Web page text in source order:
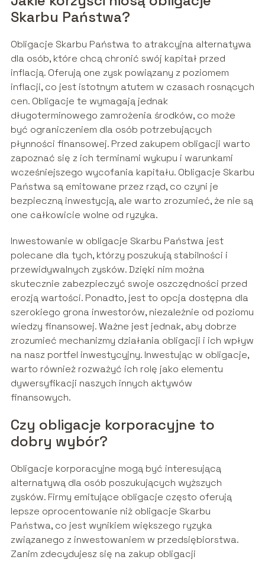
Skarbu Państwa?
Obligacje Skarbu Państwa to atrakcyjna alternatywa
dla osób, które chcą chronić swój kapitał przed
inflacją. Oferują one zysk powiązany z poziomem
inflacji, co jest istotnym atutem w czasach rosnących
cen. Obligacje te wymagają jednak
długoterminowego zamrożenia środków, co może
być ograniczeniem dla osób potrzebujących
płynności finansowej. Przed zakupem obligacji warto
zapoznać się z ich terminami wykupu i warunkami
wcześniejszego wycofania kapitału. Obligacje Skarbu
Państwa są emitowane przez rząd, co czyni je
bezpieczną inwestycją, ale warto zrozumieć, że nie są
one całkowicie wolne od ryzyka.
Inwestowanie w obligacje Skarbu Państwa jest
polecane dla tych, którzy poszukują stabilności i
przewidywalnych zysków. Dzięki nim można
skutecznie zabezpieczyć swoje oszczędności przed
erozją wartości. Ponadto, jest to opcja dostępna dla
szerokiego grona inwestorów, niezależnie od poziomu
wiedzy finansowej. Ważne jest jednak, aby dobrze
zrozumieć mechanizmy działania obligacji i ich wpływ
na nasz portfel inwestycyjny. Inwestując w obligacje,
warto również rozważyć ich rolę jako elementu
dywersyfikacji naszych innych aktywów
finansowych.
Czy obligacje korporacyjne to
dobry wybór?
Obligacje korporacyjne mogą być interesującą
alternatywą dla osób poszukujących wyższych
zysków. Firmy emitujące obligacje często oferują
lepsze oprocentowanie niż obligacje Skarbu
Państwa, co jest wynikiem większego ryzyka
związanego z inwestowaniem w przedsiębiorstwa.
Zanim zdecydujesz się na zakup obligacji